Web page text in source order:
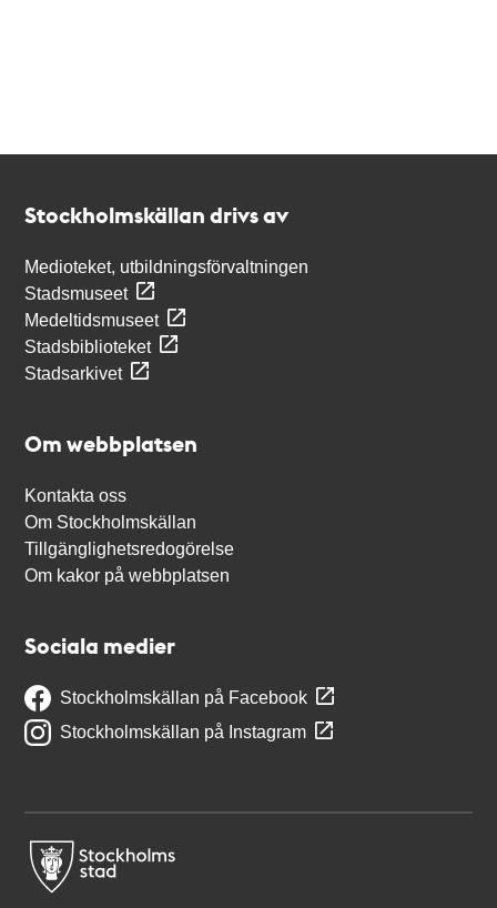
Stockholmskällan drivs av
Medioteket, utbildningsförvaltningen
Stadsmuseet
Medeltidsmuseet
Stadsbiblioteket
Stadsarkivet
Om webbplatsen
Kontakta oss
Om Stockholmskällan
Tillgänglighetsredogörelse
Om kakor på webbplatsen
Sociala medier
Stockholmskällan på Facebook
Stockholmskällan på Instagram